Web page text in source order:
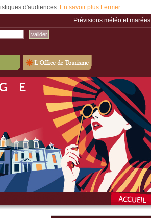
d'audiences. En savoir plus. Fermer
Prévisions météo et marées